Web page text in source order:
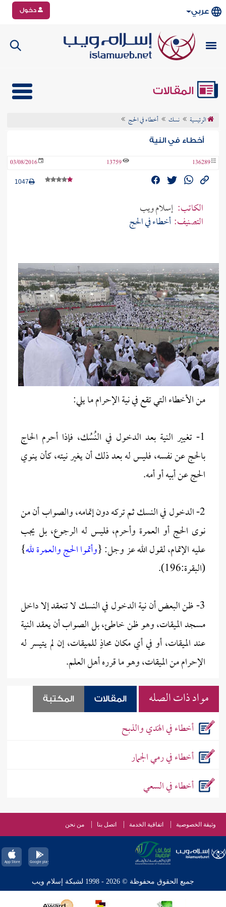
عربي دخول
المقالات
الرئيسية نسك أخطاء في الحج
أخطاء في النية
136289
13759
03/08/2016
1047
الكاتب: إسلام ويب
التصنيف:أخطاء في الحج
من الأخطاء التي تقع في نية الإحرام ما يلي:
1- تغيير النية بعد الدخول في النُسُك، فإذا أحرم الحاج
بالحج عن نفسه، فليس له بعد ذلك أن يغير نيته، كأن ينوي
الحج عن أبيه أو أمه.
2- الدخول في النسك ثم تركه دون إتمامه، والصواب أن من
نوى الحج أو العمرة وأحرم، فليس له الرجوع، بل يجب
عليه الإتمام، لقول الله عز وجل: {وأتموا الحج والعمرة لله}
(البقرة:196).
3- ظن البعض أن نية الدخول في النسك لا تنعقد إلا داخل
مسجد الميقات، وهو ظن خاطئ، بل الصواب أن يعقد النية
عند الميقات، أو في أي مكان محاذٍ للميقات، إن لم يتيسر له
الإحرام من الميقات، وهو ما قرره أهل العلم.
مواد ذات الصله المقالات المكتبة
أخطاء في الهَدي والذبح
أخطاء في رمي الجمار
أخطاء في السعي
وثيقة الخصوصية اتفاقية الخدمة اتصل بنا من نحن
جميع الحقوق محفوظة © 2026 - 1998 لشبكة إسلام ويب